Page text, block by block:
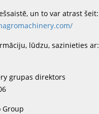
un to var atrast šeit:
lūdzu, sazinieties ar:
grupas direktors
Group